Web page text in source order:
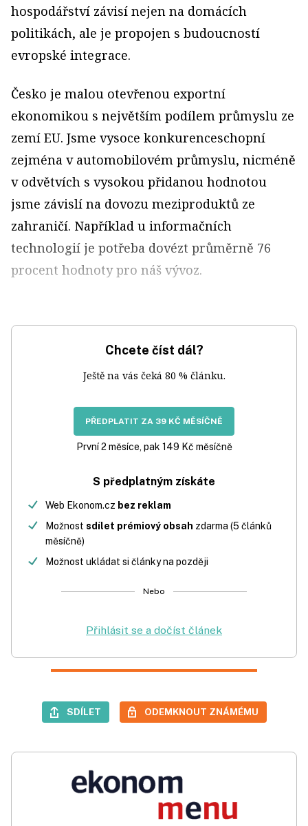
hospodářství závisí nejen na domácích
politikách, ale je propojen s budoucností
evropské integrace.
Česko je malou otevřenou exportní
ekonomikou s největším podílem průmyslu ze
zemí EU. Jsme vysoce konkurenceschopní
zejména v automobilovém průmyslu, nicméně
v odvětvích s vysokou přidanou hodnotou
jsme závislí na dovozu meziproduktů ze
zahraničí. Například u informačních
technologií je potřeba dovézt průměrně 76
procent hodnoty pro náš vývoz.
Chcete číst dál?
Ještě na vás čeká 80 % článku.
PŘEDPLATIT ZA 39 KČ MĚSÍČNĚ
První 2 měsíce, pak 149 Kč měsíčně
S předplatným získáte
Web Ekonom.cz bez reklam
Možnost sdílet prémiový obsah zdarma (5 článků
měsíčně)
Možnost ukládat si články na později
Nebo
Přihlásit se a dočíst článek
SDÍLET ODEMKNOUT ZNÁMÉMU